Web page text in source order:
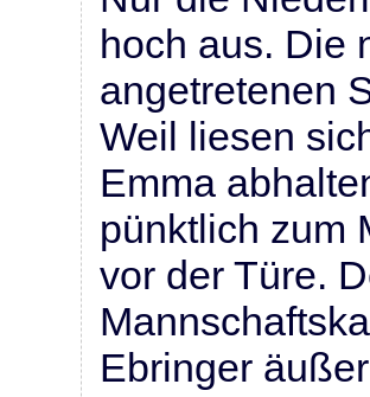
hoch aus. Die
angetretenen
Weil liesen
Emma
pünktlich zum
vor der Türe.
Ebringer